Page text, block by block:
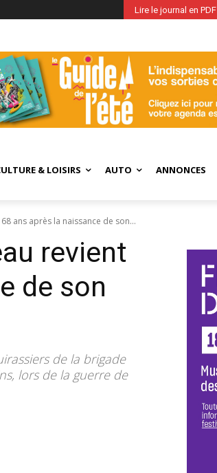
Lire le journal en PDF
& LOISIRS AUTO ANNONCES
ans après la naissance de son...
revient
de son
de la brigade
lors de la guerre de